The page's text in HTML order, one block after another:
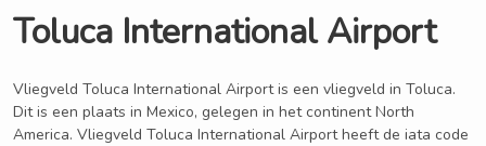
Toluca International Airport
Vliegveld Toluca International Airport is een vliegveld in Toluca.
Dit is een plaats in Mexico, gelegen in het continent North
America. Vliegveld Toluca International Airport heeft de iata code